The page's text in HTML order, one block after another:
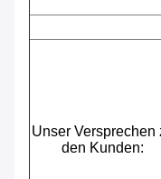
Unser Versprechen
den Kunden: